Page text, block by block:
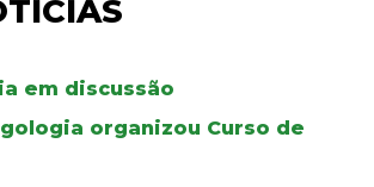
em discussão
organizou Curso de